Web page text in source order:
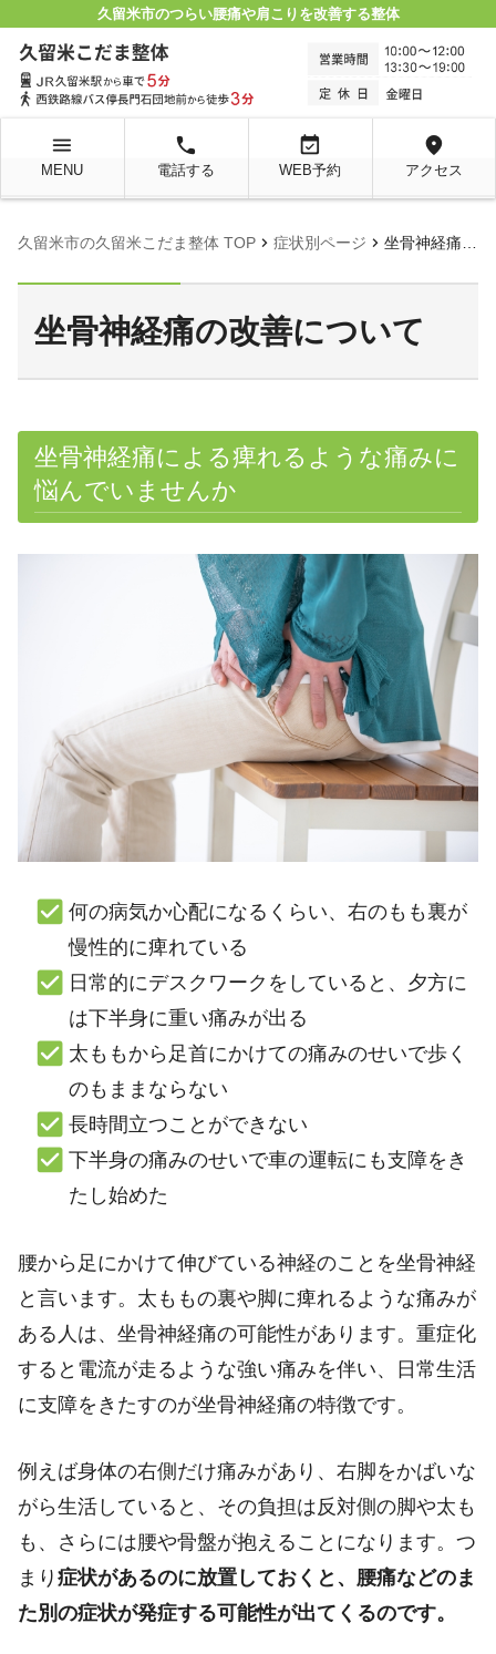
久留米市のつらい腰痛や肩こりを改善する整体
menu
MENU
local_phone
電話する
event_available
WEB予約
location_on
アクセス
久留米市の久留米こだま整体 TOP chevron_right 症状別ページ chevron_right 坐骨神経痛の改善について
坐骨神経痛の改善について
坐骨神経痛による痺れるような痛みに
悩んでいませんか
何の病気か心配になるくらい、右のもも裏が
慢性的に痺れている
日常的にデスクワークをしていると、夕方に
は下半身に重い痛みが出る
太ももから足首にかけての痛みのせいで歩く
のもままならない
長時間立つことができない
下半身の痛みのせいで車の運転にも支障をき
たし始めた
腰から足にかけて伸びている神経のことを坐骨神経
と言います。太ももの裏や脚に痺れるような痛みが
ある人は、坐骨神経痛の可能性があります。重症化
すると電流が走るような強い痛みを伴い、日常生活
に支障をきたすのが坐骨神経痛の特徴です。
例えば身体の右側だけ痛みがあり、右脚をかばいな
がら生活していると、その負担は反対側の脚や太も
も、さらには腰や骨盤が抱えることになります。つ
まり 症状があるのに放置しておくと、腰痛などのま
た別の症状が発症する可能性が出てくるのです。